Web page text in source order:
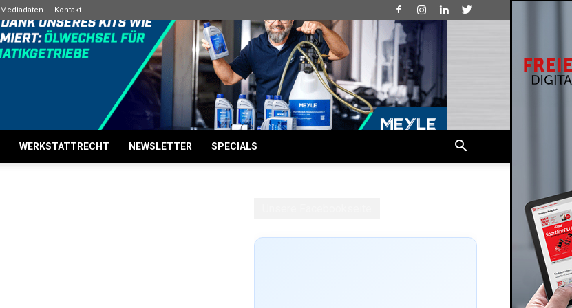
Mediadaten Kontakt
WERKSTATTRECHT NEWSLETTER SPECIALS